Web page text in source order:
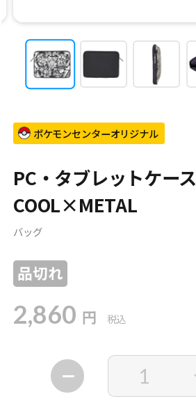
ポケモンセンターオリジナル
PC・タブレットケース
COOL×METAL
バッグ
品切れ
2,860 円 税込